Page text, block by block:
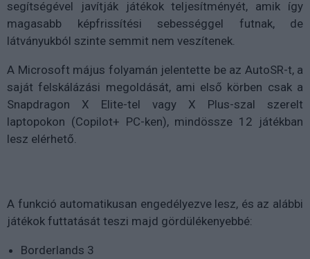
segítségével javítják játékok teljesítményét, amik így
magasabb képfrissítési sebességgel futnak, de
látványukból szinte semmit nem veszítenek.
A Microsoft május folyamán jelentette be az AutoSR-t, a
saját felskálázási megoldását, ami első körben csak a
Snapdragon X Elite-tel vagy X Plus-szal szerelt
laptopokon (Copilot+ PC-ken), mindössze 12 játékban
lesz elérhető.
A funkció automatikusan engedélyezve lesz, és az alábbi
játékok futtatását teszi majd gördülékenyebbé:
Borderlands 3